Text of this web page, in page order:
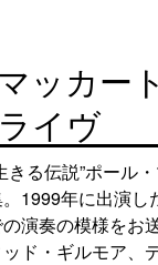
ッカー
イヴ
きる伝説”ポール
1999年に出演し
演奏の模様をお
ド・ギルモア、